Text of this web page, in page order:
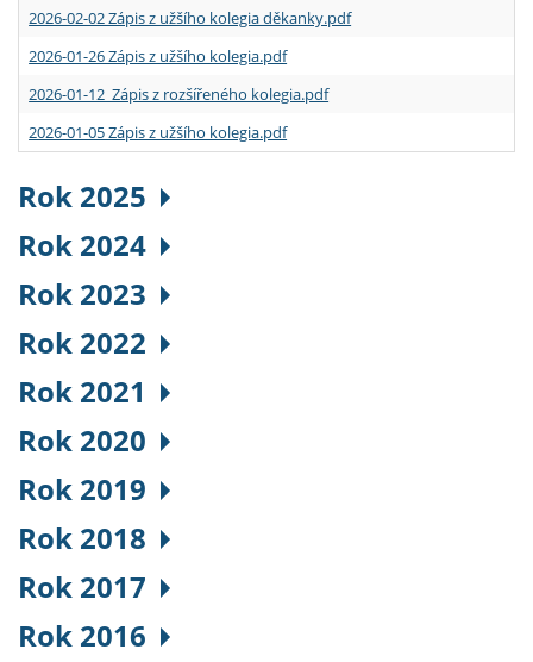
2026-02-02 Zápis z užšího kolegia děkanky.pdf
2026-01-26 Zápis z užšího kolegia.pdf
2026-01-12 Zápis z rozšířeného kolegia.pdf
2026-01-05 Zápis z užšího kolegia.pdf
Rok 2025
Rok 2024
Rok 2023
Rok 2022
Rok 2021
Rok 2020
Rok 2019
Rok 2018
Rok 2017
Rok 2016